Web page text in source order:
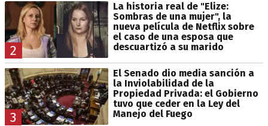
2
La historia real de "Elize:
Sombras de una mujer", la
nueva película de Netflix sobre
el caso de una esposa que
descuartizó a su marido
3
El Senado dio media sanción a
la Inviolabilidad de la
Propiedad Privada: el Gobierno
tuvo que ceder en la Ley del
Manejo del Fuego